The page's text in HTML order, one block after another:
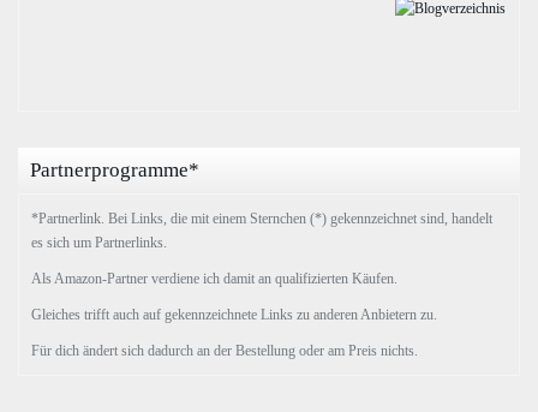
Partnerprogramme*
*Partnerlink. Bei Links, die mit einem Sternchen (*) gekennzeichnet sind, handelt
es sich um Partnerlinks.
Als Amazon-Partner verdiene ich damit an qualifizierten Käufen.
Gleiches trifft auch auf gekennzeichnete Links zu anderen Anbietern zu.
Für dich ändert sich dadurch an der Bestellung oder am Preis nichts.